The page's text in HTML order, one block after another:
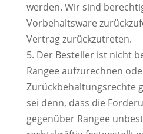
werden. Wir sind
Vorbehaltsware
Vertrag zurückzutreten.
5. Der Besteller ist nicht
Rangee aufzurechnen
Zurückbehaltungsrechte
sei denn, dass die
gegenüber Rangee